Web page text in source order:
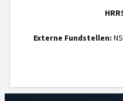
Externe Fundstellen: